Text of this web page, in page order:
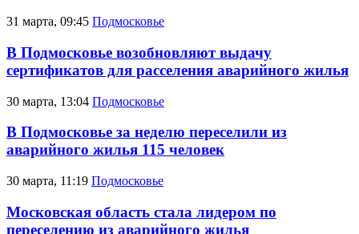
31 марта, 09:45 Подмосковье
В Подмосковье возобновляют выдачу
сертификатов для расселения аварийного жилья
30 марта, 13:04 Подмосковье
В Подмосковье за неделю переселили из
аварийного жилья 115 человек
30 марта, 11:19 Подмосковье
Московская область стала лидером по
переселению из аварийного жилья